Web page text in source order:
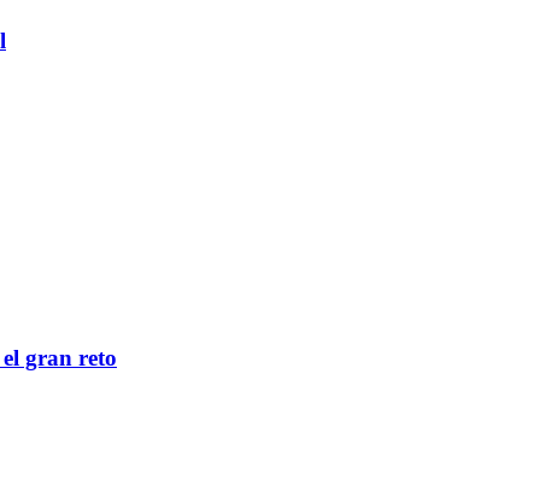
gran reto